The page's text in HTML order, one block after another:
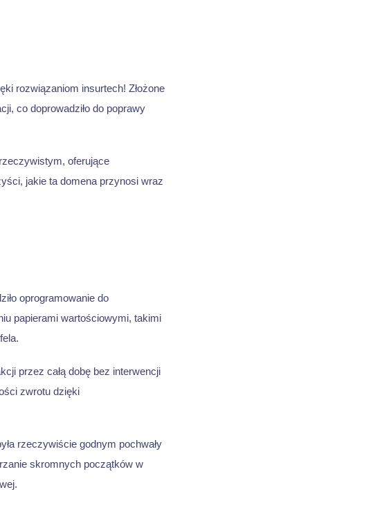
rozwiązaniom insurtech! Złożone
co doprowadziło do poprawy
oferujące
jakie ta domena przynosi wraz
oprogramowanie do
papierami wartościowymi, takimi
przez całą dobę bez interwencji
zwrotu dzięki
rzeczywiście godnym pochwały
skromnych początków w